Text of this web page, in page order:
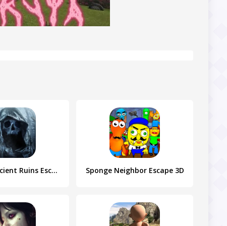
Mystery Ancient Ruins Escape Sponge Neighbor Escape 3D